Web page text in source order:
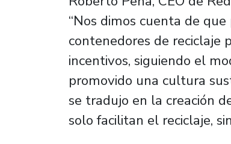
“Nos dimos cuenta de
contenedores de
incentivos, siguiendo el
promovido una cultura
se tradujo en la creación
solo facilitan el reciclaje,